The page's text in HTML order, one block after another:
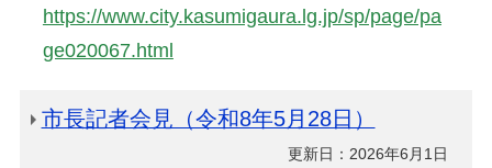
https://www.city.kasumigaura.lg.jp/sp/page/pa
ge020067.html
市長記者会見（令和8年5月28日）
更新日：2026年6月1日